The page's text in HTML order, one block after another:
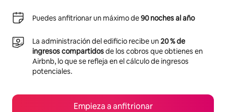
Puedes anfitrionar un máximo de90 noches al año
La administración del edificio recibe un20 % de
ingresos compartidosde los cobros que obtienes en
Airbnb, lo que se refleja en el cálculo de ingresos
potenciales.
Empieza a anfitrionar